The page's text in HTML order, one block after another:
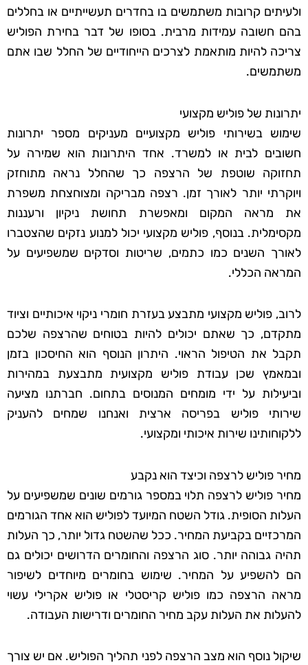
ולעיתים קרובות משתמשים בו בחדרים תעשייתיים או בחללים
בהם חשובה עמידות מרבית. בסופו של דבר בחירת הפוליש
צריכה להיות מותאמת לצרכים הייחודיים של החלל שבו אתם
משתמשים.
יתרונות של פוליש מקצועי
שימוש בשירותי פוליש מקצועיים מעניקים מספר יתרונות
חשובים לבית או למשרד. אחד היתרונות הוא שמירה על
תחזוקה שוטפת של הרצפה כך שהחלל נראה מתוחזק
ויוקרתי יותר לאורך זמן. רצפה מבריקה ומצוחצחת משפרת
את מראה המקום ומאפשרת תחושת ניקיון ורעננות
מקסימלית. בנוסף, פוליש מקצועי יכול למנוע נזקים שהצטברו
לאורך השנים כמו כתמים, שריטות וסדקים שמשפיעים על
המראה הכללי.
לרוב, פוליש מקצועי מתבצע בעזרת חומרי ניקוי איכותיים וציוד
מתקדם, כך שאתם יכולים להיות בטוחים שהרצפה שלכם
תקבל את הטיפול הראוי. היתרון הנוסף הוא החיסכון בזמן
ובמאמץ שכן עבודת פוליש מקצועית מתבצעת במהירות
וביעילות על ידי מומחים המנוסים בתחום. חברתנו מציעה
שירותי פוליש בפריסה ארצית ואנחנו שמחים להעניק
ללקוחותינו שירות איכותי ומקצועי.
מחיר פוליש לרצפה וכיצד הוא נקבע
מחיר פוליש לרצפה תלוי במספר גורמים שונים שמשפיעים על
העלות הסופית. גודל השטח המיועד לפוליש הוא אחד הגורמים
המרכזיים בקביעת המחיר. ככל שהשטח גדול יותר, כך העלות
תהיה גבוהה יותר. סוג הרצפה והחומרים הדרושים יכולים גם
הם להשפיע על המחיר. שימוש בחומרים מיוחדים לשיפור
מראה הרצפה כמו פוליש קריסטלי או פוליש אקרילי עשוי
להעלות את העלות עקב מחיר החומרים ודרישות העבודה.
שיקול נוסף הוא מצב הרצפה לפני תהליך הפוליש. אם יש צורך